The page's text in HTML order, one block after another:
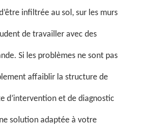
infiltrée au sol, sur les murs
de travailler avec des
Si les problèmes ne sont pas
affaiblir la structure de
d’intervention et de diagnostic
solution adaptée à votre